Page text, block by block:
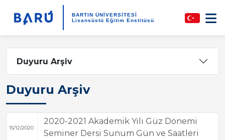
BARTIN ÜNİVERSİTESİ
Lisansüstü Eğitim Enstitüsü
Duyuru Arşiv
Duyuru Arşiv
15/12/2020
2020-2021 Akademik Yılı Güz Dönemi
Seminer Dersi Sunum Gün ve Saatleri